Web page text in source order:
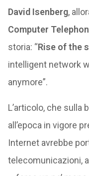
David Isenberg,
Computer
storia: “Rise of the
intelligent network
anymore”.
L’articolo, che sulla
all’epoca in vigore
Internet avrebbe
telecomunicazioni,